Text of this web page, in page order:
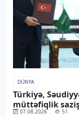
DÜNYA
Türkiyə,
müttəfiqlik
07.08.2026 51